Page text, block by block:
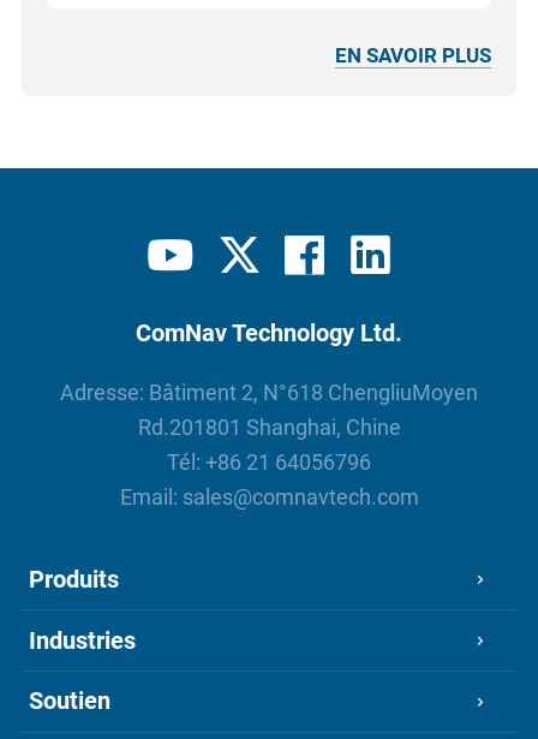
EN SAVOIR PLUS
ComNav Technology Ltd.
Adresse: Bâtiment 2, N°618 ChengliuMoyen
Rd.201801 Shanghai, Chine
Tél: +86 21 64056796
Email: sales@comnavtech.com
Produits
Industries
Soutien